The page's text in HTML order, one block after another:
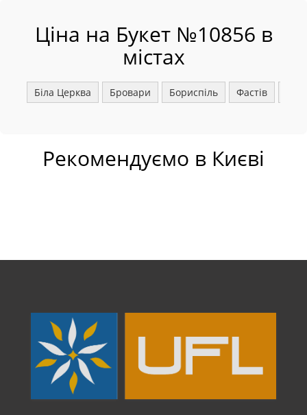
Ціна на Букет №10856 в
містах
Біла Церква Бровари Бориспіль Фастів
Рекомендуємо в Києві